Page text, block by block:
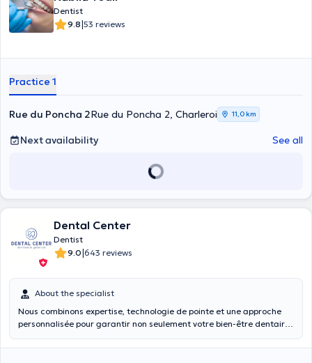
Dentist
9.8|53 reviews
Practice 1
Rue du Poncha 2Rue du Poncha 2, Charleroi 11,0 km
Next availability See all
Dental Center
Dentist
9.0|643 reviews
About the specialist
Nous combinons expertise, technologie de pointe et une approche
personnalisée pour garantir non seulement votre bien-être dentaire,